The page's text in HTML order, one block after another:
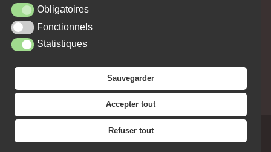
Obligatoires
Fonctionnels
Statistiques
Sauvegarder
Accepter tout
Refuser tout
MAIRIE - 62, RUE MAX CARPENTIER - 27470 SERQUIGNY
Tél. : 02 32 44 10 15
PLAN DU SITE MENTIONS LÉGALES
JE SOUHAITE RECEVOIR LA NEWSLETTER